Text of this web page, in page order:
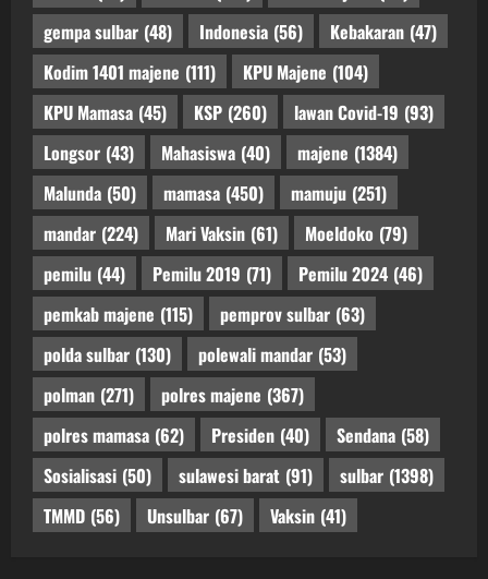
gempa sulbar (48) Indonesia (56) Kebakaran (47)
Kodim 1401 majene (111) KPU Majene (104)
KPU Mamasa (45) KSP (260) lawan Covid-19 (93)
Longsor (43) Mahasiswa (40) majene (1384)
Malunda (50) mamasa (450) mamuju (251)
mandar (224) Mari Vaksin (61) Moeldoko (79)
pemilu (44) Pemilu 2019 (71) Pemilu 2024 (46)
pemkab majene (115) pemprov sulbar (63)
polda sulbar (130) polewali mandar (53)
polman (271) polres majene (367)
polres mamasa (62) Presiden (40) Sendana (58)
Sosialisasi (50) sulawesi barat (91) sulbar (1398)
TMMD (56) Unsulbar (67) Vaksin (41)